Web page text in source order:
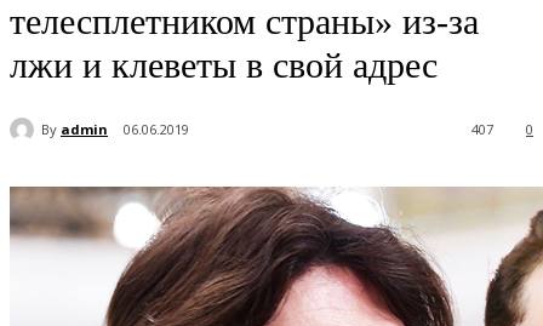
телесплетником страны» из-за
лжи и клеветы в свой адрес
By admin 06.06.2019 0
407